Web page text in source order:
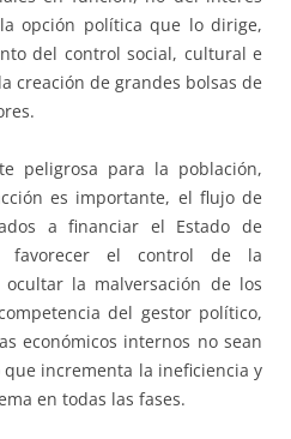
opción política que lo dirige,
del control social, cultural e
creación de grandes bolsas de
peligrosa para la población,
es importante, el flujo de
a financiar el Estado de
favorecer el control de la
la malversación de los
del gestor político,
económicos internos no sean
incrementa la ineficiencia y
en todas las fases.